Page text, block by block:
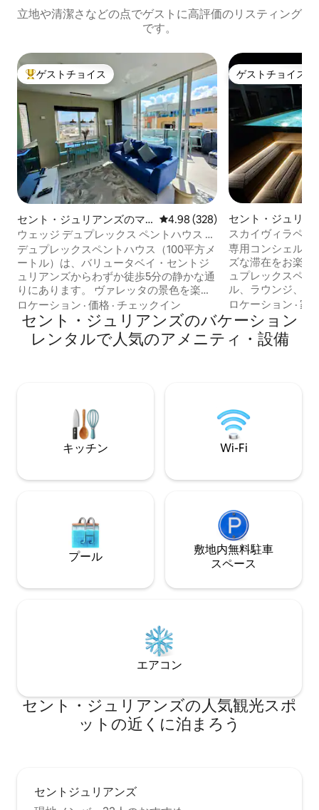
立地や清潔さなどの点でゲストに高評価のリスティング
です。
大好評のゲストチョイスです。
ゲストチョイス
セント・ジュリアンズのマ
ンション・アパート
レビュー328件、5つ星中4.98つ
4.98 (328)
ウェッジ デュプレックス ペントハウス ジ
ャグジー＆テラスビュー
デュプレックスペントハウス（100平方メ
ートル）は、バリュータベイ・セントジ
ュリアンズからわずか徒歩5分の静かな通
りにあります。 ヴァレッタの景色を楽し
める素敵なテラスをお楽しみください。
私たちは道の向かいに住んでいるので、
このエリアをよく知っています。素晴ら
しいレストランがたくさんあり、海辺の
クリングワイン、フルーツ、軽食、紅茶
とコーヒーなどをお楽しみいただけま
す。 4人＋1人の家族に最適です。
ロケーション · 価格 · チェックイン
ゲストチョイス
ゲストチョイス
セント・ジュリア
ョン・アパート
スカイヴィラペン
MIL by Homega
専用コンシェルジ
ズな滞在をお楽
ュプレックスペン
ル、ラウンジ、バ
えた100㎡の屋上
3つのスイートベ
ングエリア、2つ
感のあるデザイン
ター 👶 お子様用
要望に応じて無料
ロケーション ·家
セント・ジュリアンズのバケーション
レンタルで人気のアメニティ・設備
キッチン Wi-Fi
プール
敷地内無料駐⁠車
ス⁠ペ⁠ー⁠ス
エアコン
セント・ジュリアンズの人気観光スポ
ットの近くに泊まろう
セントジュリアンズ